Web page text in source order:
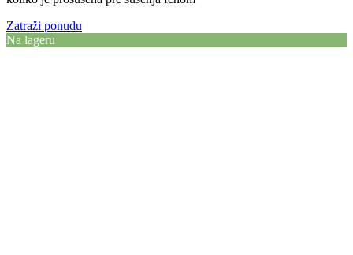
Zatraži ponudu
Na lageru